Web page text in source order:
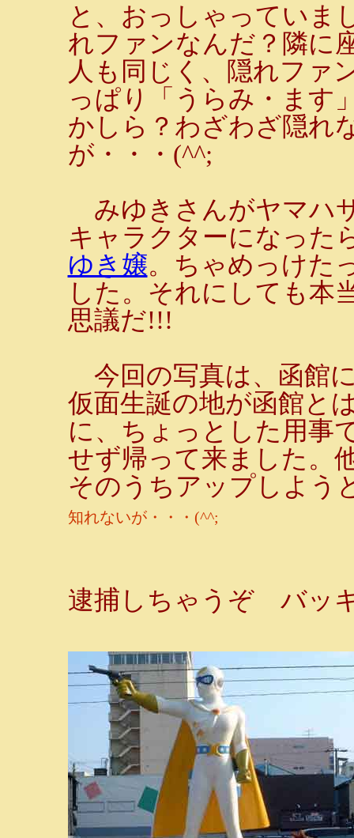
と、おっしゃっていま
れファンなんだ？隣に
人も同じく、隠れファ
っぱり「うらみ・ます
かしら？わざわざ隠れ
が・・・(^^;
みゆきさんがヤマハ
キャラクターになった
ゆき嬢。ちゃめっけた
した。それにしても本
思議だ!!!
今回の写真は、函館
仮面生誕の地が函館と
に、ちょっとした用事
せず帰って来ました。
そのうちアップしよう
知れないが・・・(^^;
逮捕しちゃうぞ バッ